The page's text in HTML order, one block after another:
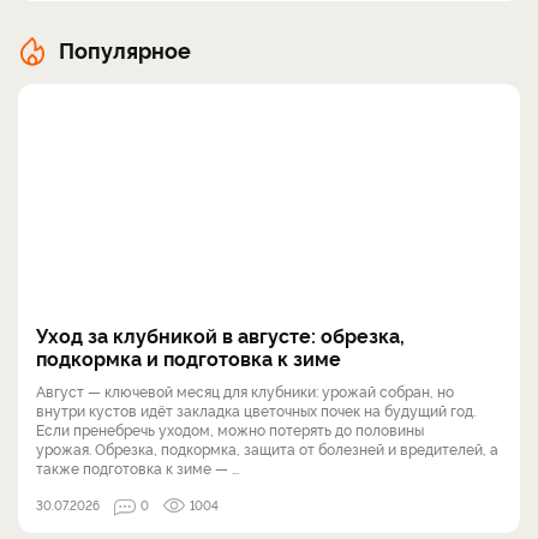
Популярное
Уход за клубникой в августе: обрезка,
подкормка и подготовка к зиме
Август — ключевой месяц для клубники: урожай собран, но
внутри кустов идёт закладка цветочных почек на будущий год.
Если пренебречь уходом, можно потерять до половины
урожая. Обрезка, подкормка, защита от болезней и вредителей, а
также подготовка к зиме — ...
30.07.2026 0 1004